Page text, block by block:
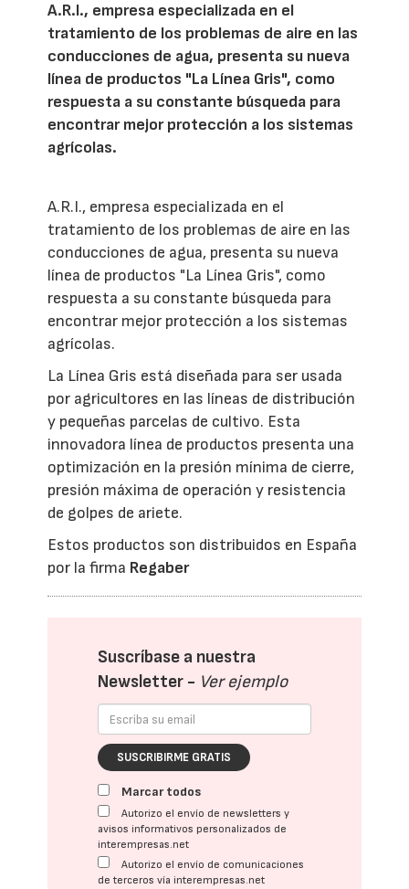
A.R.I., empresa especializada en el
tratamiento de los problemas de aire en las
conducciones de agua, presenta su nueva
línea de productos "La Línea Gris", como
respuesta a su constante búsqueda para
encontrar mejor protección a los sistemas
agrícolas.
A.R.I., empresa especializada en el
tratamiento de los problemas de aire en las
conducciones de agua, presenta su nueva
línea de productos "La Línea Gris", como
respuesta a su constante búsqueda para
encontrar mejor protección a los sistemas
agrícolas.
La Línea Gris está diseñada para ser usada
por agricultores en las líneas de distribución
y pequeñas parcelas de cultivo. Esta
innovadora línea de productos presenta una
optimización en la presión mínima de cierre,
presión máxima de operación y resistencia
de golpes de ariete.
Estos productos son distribuidos en España
por la firma Regaber
Suscríbase a nuestra
Newsletter - Ver ejemplo
SUSCRIBIRME GRATIS
Marcar todos
Autorizo el envío de newsletters y
avisos informativos personalizados de
interempresas.net
Autorizo el envío de comunicaciones
de terceros vía interempresas.net